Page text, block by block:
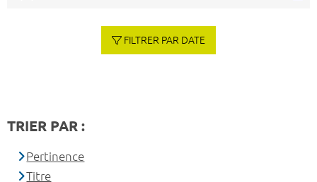
FILTRER PAR DATE
TRIER PAR :
Pertinence
Titre